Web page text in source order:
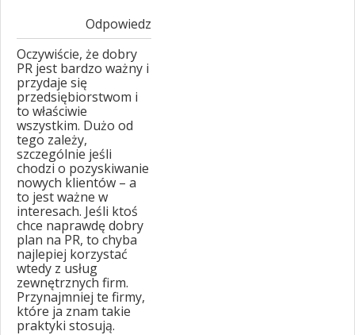
Odpowiedz
Oczywiście, że dobry
PR jest bardzo ważny i
przydaje się
przedsiębiorstwom i
to właściwie
wszystkim. Dużo od
tego zależy,
szczególnie jeśli
chodzi o pozyskiwanie
nowych klientów – a
to jest ważne w
interesach. Jeśli ktoś
chce naprawdę dobry
plan na PR, to chyba
najlepiej korzystać
wtedy z usług
zewnętrznych firm.
Przynajmniej te firmy,
które ja znam takie
praktyki stosują.